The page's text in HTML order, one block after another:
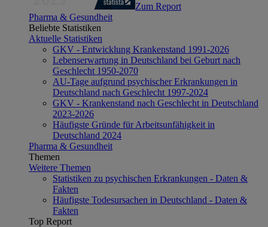
Zum Report
Pharma & Gesundheit
Beliebte Statistiken
Aktuelle Statistiken
GKV - Entwicklung Krankenstand 1991-2026
Lebenserwartung in Deutschland bei Geburt nach
Geschlecht 1950-2070
AU-Tage aufgrund psychischer Erkrankungen in
Deutschland nach Geschlecht 1997-2024
GKV - Krankenstand nach Geschlecht in Deutschland
2023-2026
Häufigste Gründe für Arbeitsunfähigkeit in
Deutschland 2024
Pharma & Gesundheit
Themen
Weitere Themen
Statistiken zu psychischen Erkrankungen - Daten &
Fakten
Häufigste Todesursachen in Deutschland - Daten &
Fakten
Top Report